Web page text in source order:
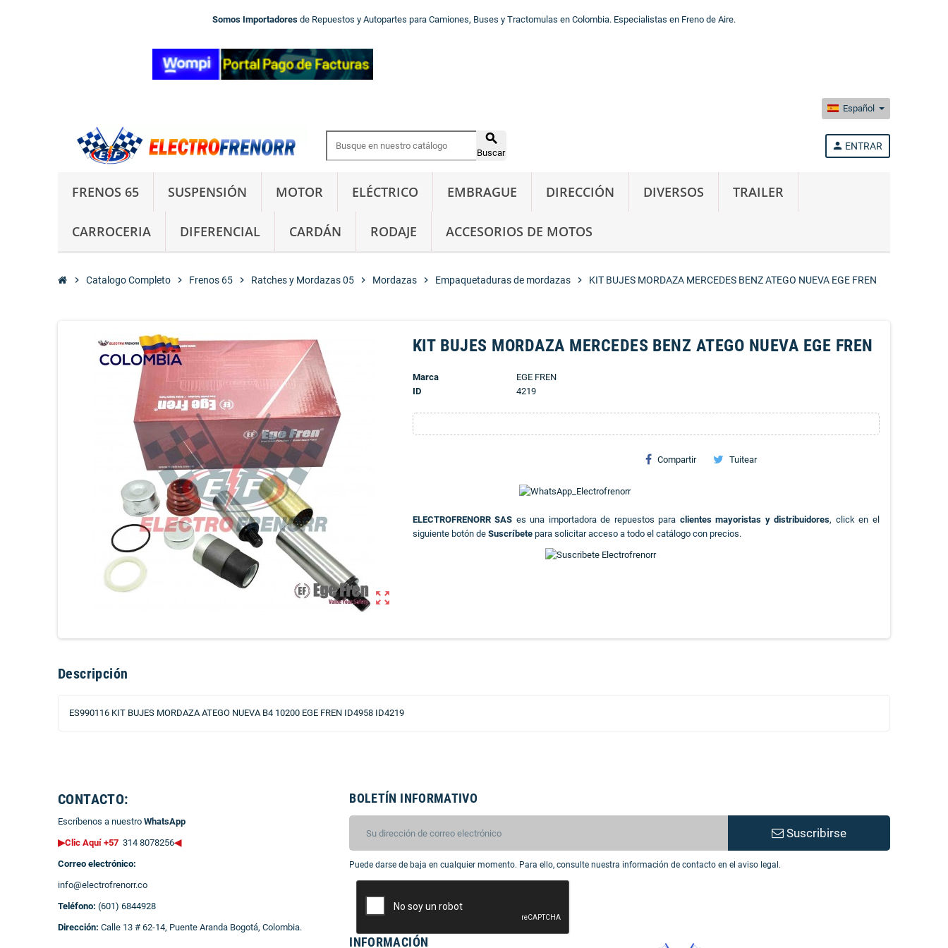
Somos Importadores de Repuestos y Autopartes para Camiones, Buses y Tractomulas en Colombia. Especialistas en Freno de Aire.
Español

Buscar
person ENTRAR
FRENOS 65 SUSPENSIÓN MOTOR ELÉCTRICO EMBRAGUE DIRECCIÓN DIVERSOS TRAILER
CARROCERIA DIFERENCIAL CARDÁN RODAJE ACCESORIOS DE MOTOS
chevron_right Catalogo Completo chevron_right Frenos 65 chevron_right Ratches y Mordazas 05 chevron_right Mordazas chevron_right Empaquetaduras de mordazas chevron_right KIT BUJES MORDAZA MERCEDES BENZ ATEGO NUEVA EGE FREN
zoom_out_map
KIT BUJES MORDAZA MERCEDES BENZ ATEGO NUEVA EGE FREN
Marca
EGE FREN
ID
4219
Compartir Tuitear
ELECTROFRENORR SAS es una importadora de repuestos para clientes mayoristas y distribuidores, click en el
siguiente botón de Suscríbetepara solicitar acceso a todo el catálogo con precios.
Descripción
ES990116 KIT BUJES MORDAZA ATEGO NUEVA B4 10200 EGE FREN ID4958 ID4219
CONTACTO:
Escríbenos a nuestro WhatsApp
▶Clic Aquí +57 314 8078256◀
Correo electrónico:
info@electrofrenorr.co
Teléfono: (601) 6844928
Dirección: Calle 13 # 62-14, Puente Aranda Bogotá, Colombia.
BOLETÍN INFORMATIVO
Suscribirse
Puede darse de baja en cualquier momento. Para ello, consulte nuestra información de contacto en el aviso legal.
INFORMACIÓN